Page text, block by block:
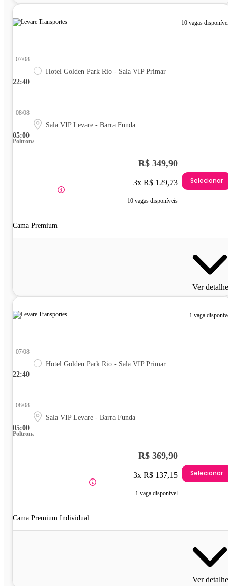
10 vagas
22:40
07/08
Hotel Golden Park Rio - Sala VIP Primar
05:00
08/08
Sala VIP Levare - Barra Funda
Poltrona
Cama Premium
R$ 349,90
3x R$ 129,73
10 vagas disponíveis
Selecionar
Ver
1 vaga
22:40
07/08
Hotel Golden Park Rio - Sala VIP Primar
05:00
08/08
Sala VIP Levare - Barra Funda
Poltrona
Cama Premium Individual
R$ 369,90
3x R$ 137,15
1 vaga disponível
Selecionar
Ver